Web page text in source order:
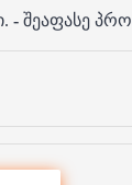
- შეაფასე